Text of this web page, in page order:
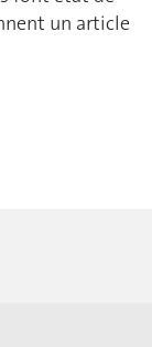
un article